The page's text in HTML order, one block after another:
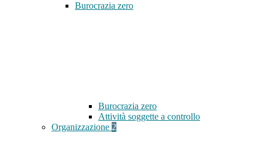
Burocrazia zero
Burocrazia zero
Attività soggette a controllo
Organizzazione 2